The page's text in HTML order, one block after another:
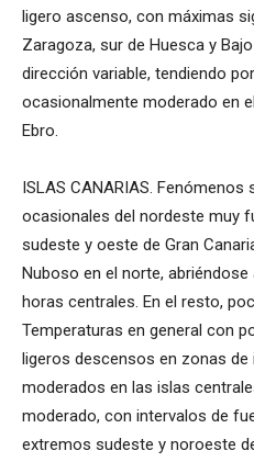
ligero ascenso, con máximas
Zaragoza, sur de Huesca y
dirección variable, tendiendo
ocasionalmente moderado en
Ebro.
ISLAS CANARIAS.
ocasionales del nordeste muy
sudeste y oeste de Gran
Nuboso en el norte,
horas centrales. En el resto,
Temperaturas en general con
ligeros descensos en zonas
moderados en las islas
moderado, con intervalos de
extremos sudeste y noroeste